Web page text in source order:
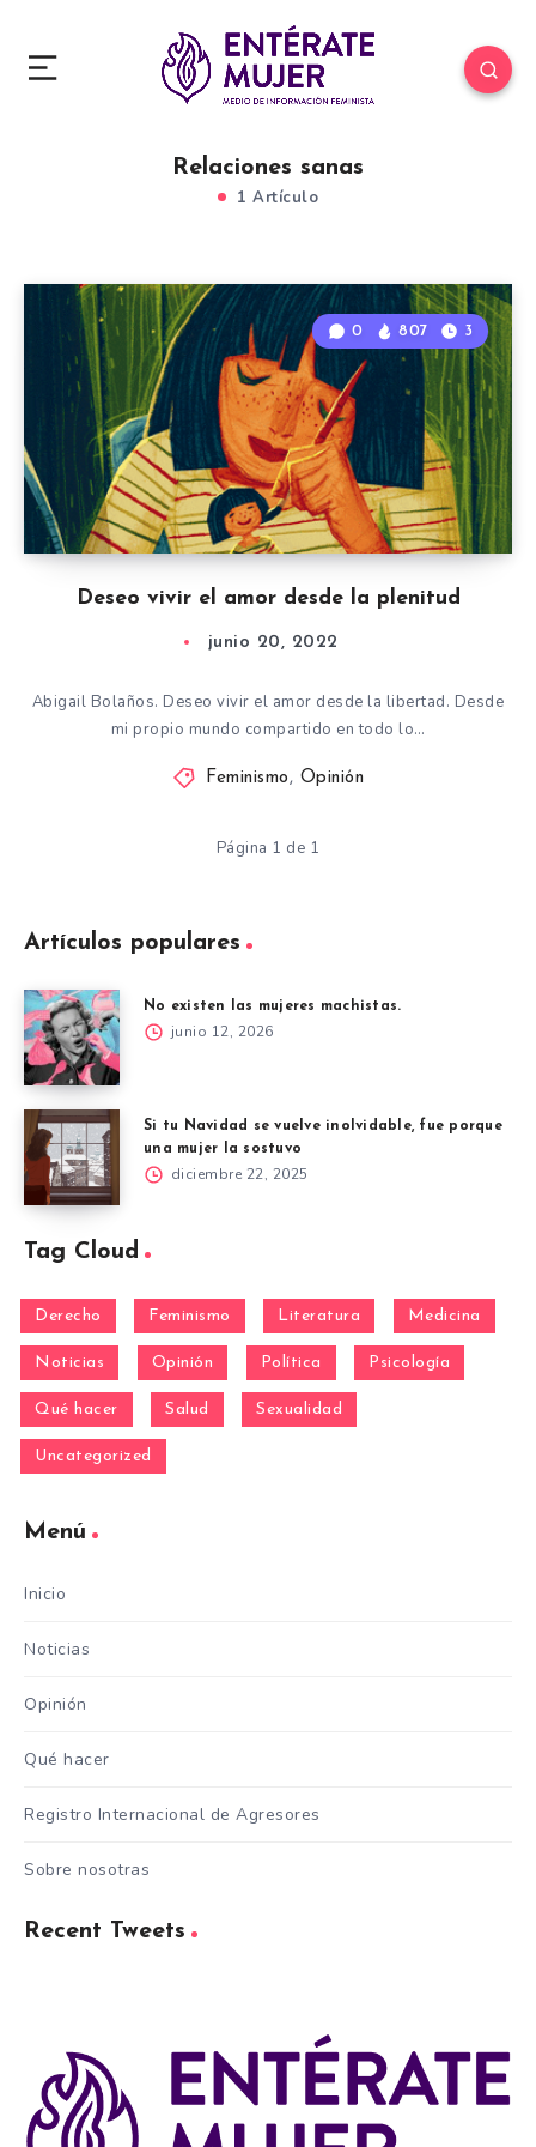
Relaciones sanas
1 Artículo
Deseo vivir el amor desde la plenitud
0 807 3
junio 20, 2022
Abigail Bolaños. Deseo vivir el amor desde la libertad. Desde
mi propio mundo compartido en todo lo…
Feminismo, Opinión
Página 1 de 1
Artículos populares
No existen las mujeres machistas.
junio 12, 2026
Si tu Navidad se vuelve inolvidable, fue porque
una mujer la sostuvo
diciembre 22, 2025
Tag Cloud
Derecho Feminismo Literatura Medicina
Noticias Opinión Política Psicología
Qué hacer Salud Sexualidad
Uncategorized
Menú
Inicio
Noticias
Opinión
Qué hacer
Registro Internacional de Agresores
Sobre nosotras
Recent Tweets